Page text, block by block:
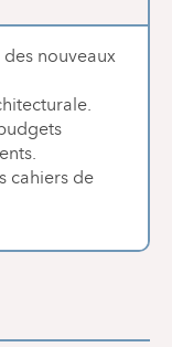
nouveaux
cahiers de